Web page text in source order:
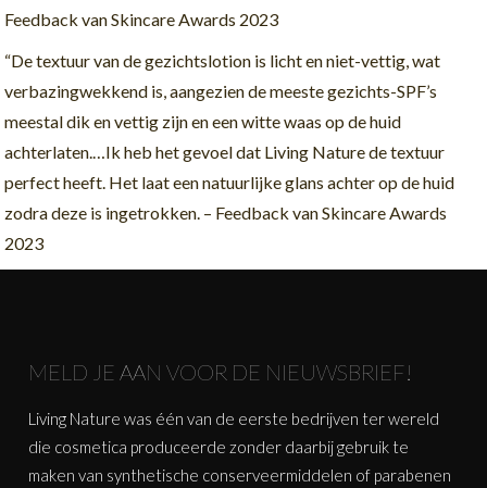
Feedback van Skincare Awards 2023
“De textuur van de gezichtslotion is licht en niet-vettig, wat
verbazingwekkend is, aangezien de meeste gezichts-SPF’s
meestal dik en vettig zijn en een witte waas op de huid
achterlaten.…Ik heb het gevoel dat Living Nature de textuur
perfect heeft. Het laat een natuurlijke glans achter op de huid
zodra deze is ingetrokken. – Feedback van Skincare Awards
2023
MELD JE AAN VOOR DE NIEUWSBRIEF!
Living Nature was één van de eerste bedrijven ter wereld
die cosmetica produceerde zonder daarbij gebruik te
maken van synthetische conserveermiddelen of parabenen